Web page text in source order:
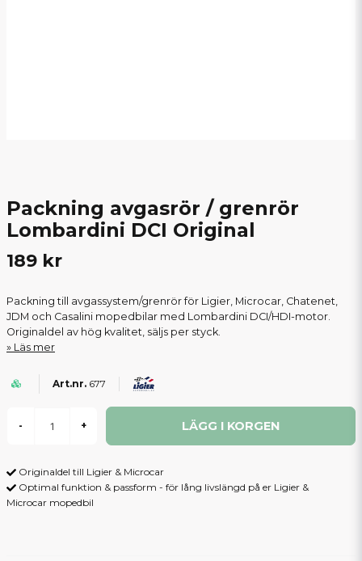
Packning avgasrör / grenrör
Lombardini DCI Original
189 kr
Packning till avgassystem/grenrör för Ligier, Microcar, Chatenet,
JDM och Casalini mopedbilar med Lombardini DCI/HDI-motor.
Originaldel av hög kvalitet, säljs per styck.
Läs mer
677
- + LÄGG I KORGEN
Originaldel till Ligier & Microcar
Optimal funktion & passform - för lång livslängd på er Ligier &
Microcar mopedbil